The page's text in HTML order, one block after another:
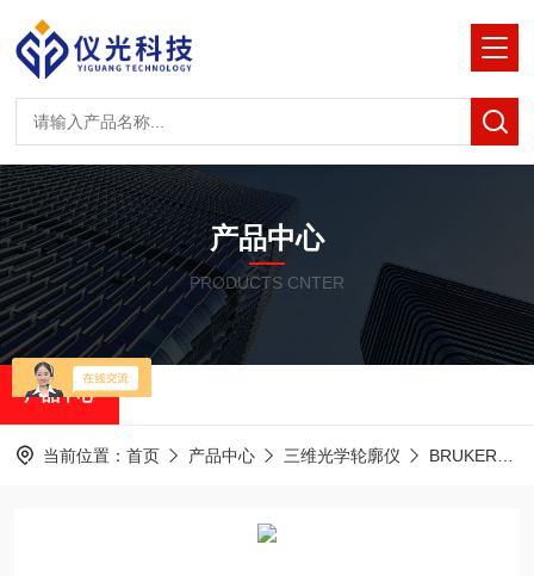
产品中心
PRODUCTS CNTER
产品中心
当前位置： 首页 产品中心 三维光学轮廓仪 BRUKER白光干涉光学轮廓仪